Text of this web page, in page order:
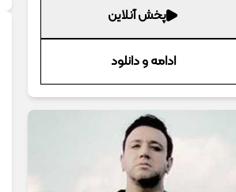
پخش آنلاین
ادامه و دانلود